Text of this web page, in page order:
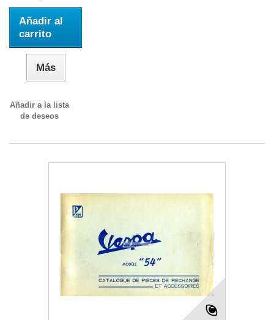
Añadir al
carrito
Más
Añadir a la lista
de deseos